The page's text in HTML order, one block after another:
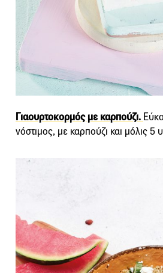
Γιαουρτοκορμός με καρπούζι.
νόστιμος, με καρπούζι και μόλις 5